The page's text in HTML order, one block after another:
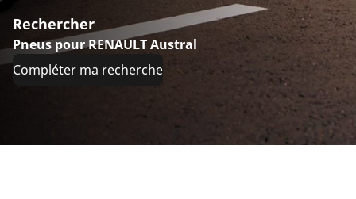
Rechercher
Pneus pour RENAULT Austral
Compléter ma recherche